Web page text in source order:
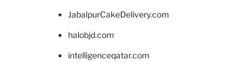
JabalpurCakeDelivery.com
halobjd.com
intelligenceqatar.com